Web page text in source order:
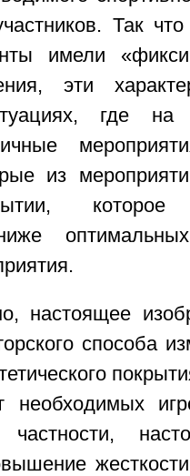
Так
имели
эти
где на
из
настоящее
способа
необходимых